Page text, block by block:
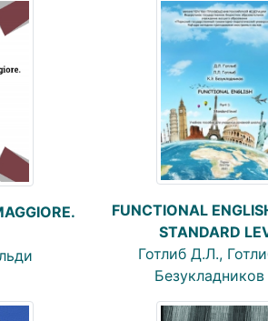
FUNCTIONAL
STANDARD
Готлиб Д.Л.,
Безукладников